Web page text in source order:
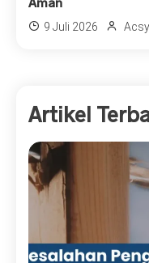
9 Juli 2026
Artikel